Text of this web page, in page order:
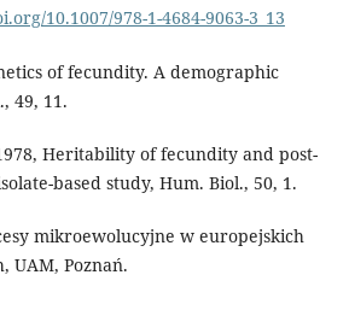
10.1007/978-1-4684-9063-3_13
of fecundity. A demographic
49, 11.
Heritability of fecundity and post-
based study, Hum. Biol., 50, 1.
mikroewolucyjne w europejskich
UAM, Poznań.